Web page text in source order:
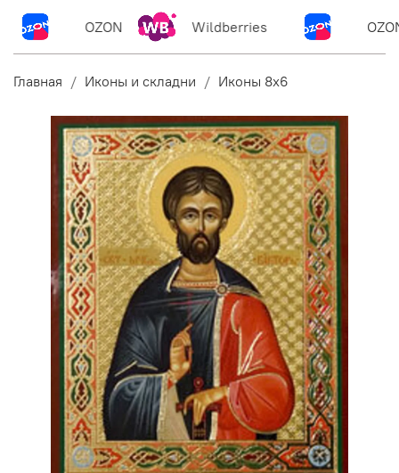
OZON Wildberries OZON
Главная Иконы и складни Иконы 8х6